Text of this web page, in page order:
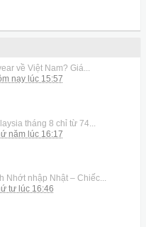
về Việt Nam? Giá...
nay lúc 15:57
tháng 8 chỉ từ 74...
năm lúc 16:17
Nhớt nhập Nhật – Chiếc...
tư lúc 16:46